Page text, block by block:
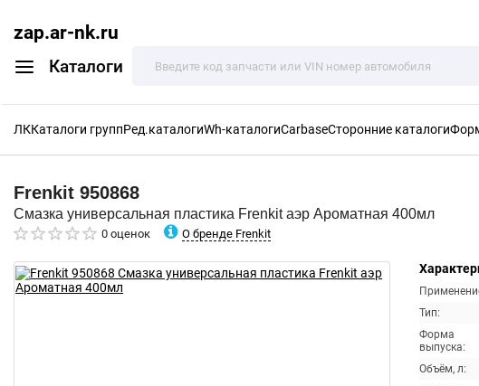
zap.ar-nk.ru
Каталоги
ЛККаталоги группРед.каталогиWh-каталогиCarbaseСторонние каталоги
Frenkit 950868
Смазка универсальная пластика Frenkit аэр Ароматная 400мл
0 оценок О бренде Frenkit
Тип:
Форма
выпуска:
Объём, л: